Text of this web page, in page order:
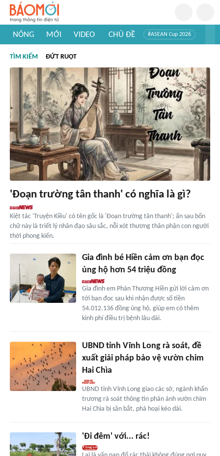
NÓNG MỚI VIDEO CHỦ ĐỀ #ASEAN Cup 2026
#Khám phá thế giới
TÌM KIẾM ĐỨT RUỘT
'Đoạn trường tân thanh' có nghĩa là gì?
Kiệt tác 'Truyện Kiều' có tên gốc là 'Đoạn trường tân thanh'; ẩn sau bốn
chữ này là triết lý nhân đạo sâu sắc, nỗi xót thương thân phận con người
thời phong kiến.
Gia đình bé Hiền cảm ơn bạn đọc
ủng hộ hơn 54 triệu đồng
Gia đình em Phàn Thương Hiền gửi lời cảm ơn
tới bạn đọc sau khi nhận được số tiền
54.012.136 đồng ủng hộ, giúp em có thêm
kinh phí điều trị bệnh lâu dài.
UBND tỉnh Vĩnh Long rà soát, đề
xuất giải pháp bảo vệ vườn chim
Hai Chìa
UBND tỉnh Vĩnh Long giao các sở, ngành khẩn
trương rà soát thông tin phản ánh vườn chim
Hai Chìa bị săn bắt, phá hoại kéo dài.
'Đi đêm' với... rác!